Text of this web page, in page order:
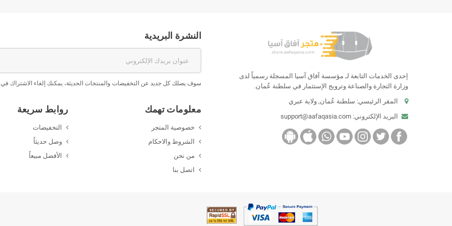
إحدى الخدمات التابعة لـ مؤسسة آفاق آسيا المسجلة رسمياً لدى
وزارة التجارة والصناعة وترويج الإستثمار في سلطنة عُمان.
المقر الرئيسي: سلطنة عُمان, ولاية عبري
البريد الإلكتروني: support@aafaqasia.com
النشرة البريدية
سوف يصلك كل جديد عن التخفيضات والمنتجات الحديثة، يمكنك إلغاء الاشتراك
معلومات تهمك
خصوصية المتجر
الشروط والاحكام
من نحن
اتصل بنا
روابط سريعة
التخفيضات
وصل حديثاً
الأفضل مبيعاً